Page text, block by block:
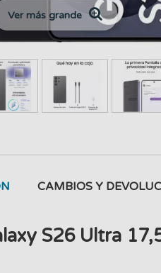
Ver más grande
CAMBIOS Y
S26 Ultra